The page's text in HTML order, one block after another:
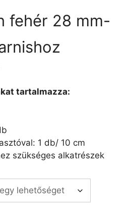
fehér 28 mm-
tartalmazza:
1 db/ 10 cm
szükséges alkatrészek